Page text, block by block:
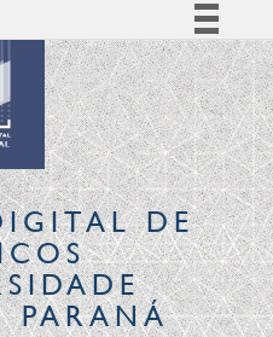
Simplifique!
Comunica BR
Participe
Acesso à informação
Legislação
CanaisDE
PARANÁ